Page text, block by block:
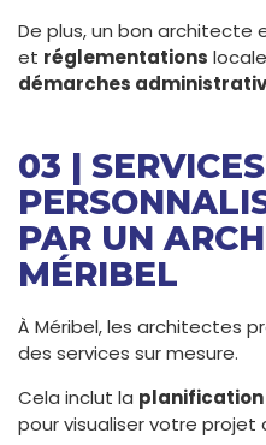
De plus, un bon architecte
et réglementations
démarches
03 | SERVICES
PAR UN
MÉRIBEL
À Méribel, les architectes
des services sur mesure.
Cela inclut la planification
pour visualiser votre projet